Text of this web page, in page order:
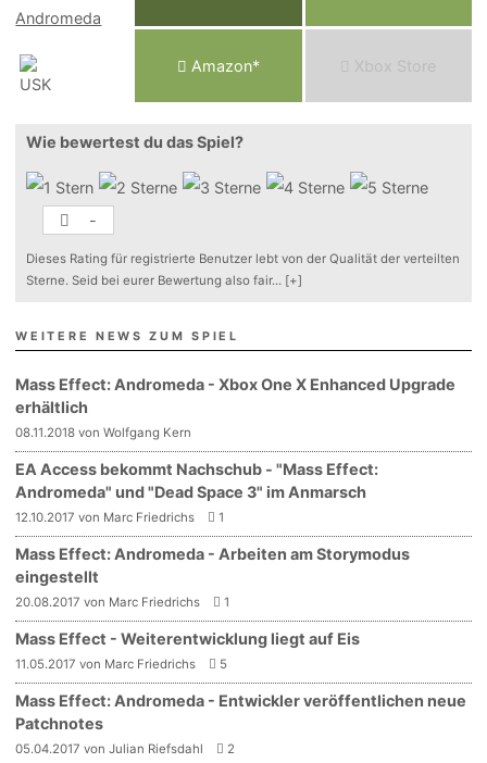
Amazon* Xbox Store
Wie bewertest du das Spiel?
-
Dieses Rating für registrierte Benutzer lebt von der Qualität der verteilten
Sterne. Seid bei eurer Bewertung also fair... [+]
WEITERE NEWS ZUM SPIEL
Mass Effect: Andromeda - Xbox One X Enhanced Upgrade
erhältlich
08.11.2018 von Wolfgang Kern
EA Access bekommt Nachschub - "Mass Effect:
Andromeda" und "Dead Space 3" im Anmarsch
12.10.2017 von Marc Friedrichs 1
Mass Effect: Andromeda - Arbeiten am Storymodus
eingestellt
20.08.2017 von Marc Friedrichs 1
Mass Effect - Weiterentwicklung liegt auf Eis
11.05.2017 von Marc Friedrichs 5
Mass Effect: Andromeda - Entwickler veröffentlichen neue
Patchnotes
05.04.2017 von Julian Riefsdahl 2